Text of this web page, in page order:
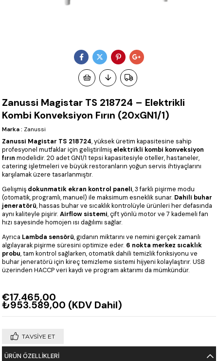
Zanussi Magistar TS 218724 – Elektrikli
Kombi Konveksiyon Fırın (20xGN1/1)
Marka : Zanussi
Zanussi Magistar TS 218724, yüksek üretim kapasitesine sahip
profesyonel mutfaklar için geliştirilmiş elektrikli kombi konveksiyon
fırın modelidir. 20 adet GN1/1 tepsi kapasitesiyle oteller, hastaneler,
catering işletmeleri ve büyük restoranların yoğun servis ihtiyaçlarını
karşılamak üzere tasarlanmıştır.
Gelişmiş dokunmatik ekran kontrol paneli, 3 farklı pişirme modu
(otomatik, programlı, manuel) ile maksimum esneklik sunar. Dahili buhar
jeneratörü, hassas buhar ve sıcaklık kontrolüyle ürünleri her defasında
aynı kaliteyle pişirir.Airflow sistemi, çift yönlü motor ve 7 kademeli fan
hızı sayesinde homojen ısı dağılımı sağlar.
Ayrıca Lambda sensörü, gıdanın miktarını ve nemini gerçek zamanlı
algılayarak pişirme süresini optimize eder. 6 nokta merkez sıcaklık
probu, tam kontrol sağlarken, otomatik dahili temizlik fonksiyonu ve
buhar jeneratörü için kireç temizleme sistemi hijyeni kolaylaştırır. USB
üzerinden HACCP veri kaydı ve program aktarımı da mümkündür.
€17.465,00
₺953.589,00 (KDV Dahil)
TAVSIYE ET
ÜRÜN ÖZELLIKLERI